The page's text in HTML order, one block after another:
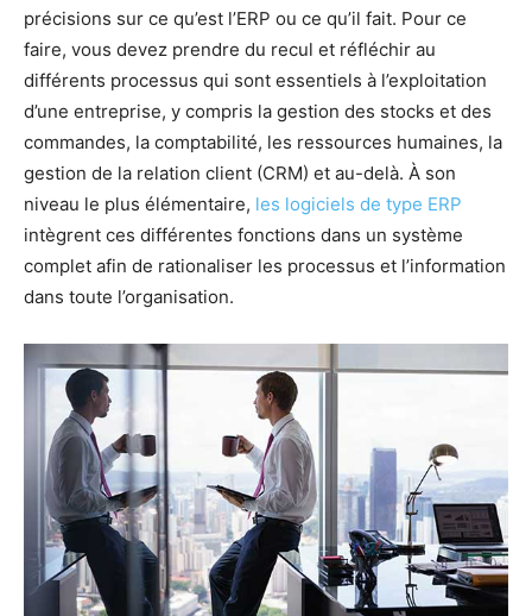
précisions sur ce qu’est l’ERP ou ce qu’il fait. Pour ce
faire, vous devez prendre du recul et réfléchir au
différents processus qui sont essentiels à l’exploitation
d’une entreprise, y compris la gestion des stocks et des
commandes, la comptabilité, les ressources humaines, la
gestion de la relation client (CRM) et au-delà. À son
niveau le plus élémentaire, les logiciels de type ERP
intègrent ces différentes fonctions dans un système
complet afin de rationaliser les processus et l’information
dans toute l’organisation.